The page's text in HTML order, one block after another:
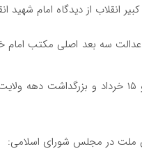
سه بعد اصلی مکتب امام‌
گرامیداشت ایام ۱۴ و ۱۵ خرداد و